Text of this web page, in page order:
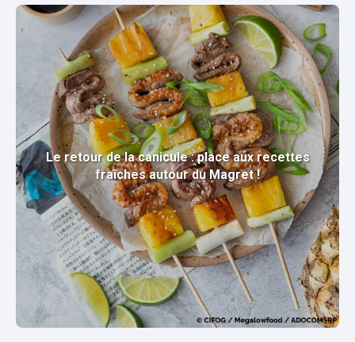
Le retour de la canicule : place aux recettes
fraîches autour du Magret !